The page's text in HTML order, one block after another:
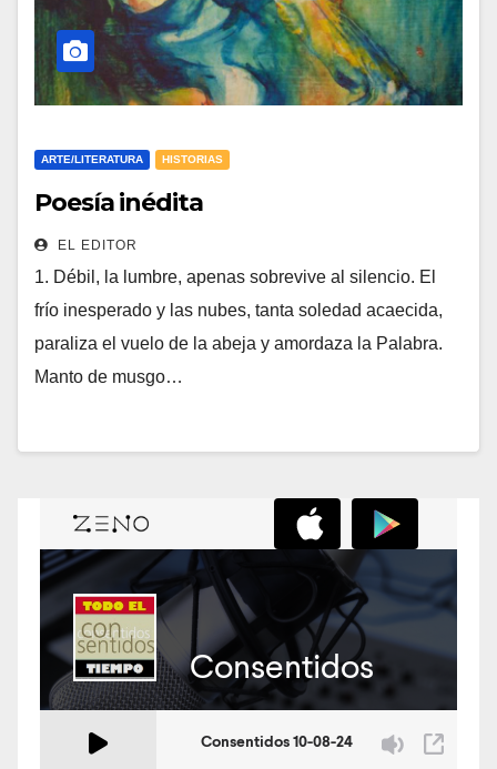
ARTE/LITERATURA HISTORIAS
Poesía inédita
EL EDITOR
1. Débil, la lumbre, apenas sobrevive al silencio. El
frío inesperado y las nubes, tanta soledad acaecida,
paraliza el vuelo de la abeja y amordaza la Palabra.
Manto de musgo…